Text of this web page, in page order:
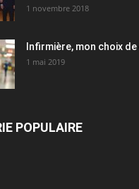
1 novembre 2018
Infirmière, mon choix
1 mai 2019
POPULAIRE